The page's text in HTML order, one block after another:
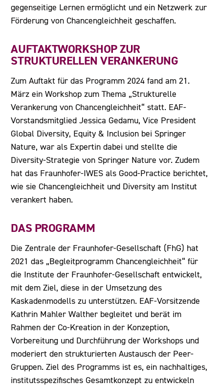
gegenseitige Lernen ermöglicht und ein Netzwerk zur
Förderung von Chancengleichheit geschaffen.
AUFTAKTWORKSHOP ZUR
STRUKTURELLEN VERANKERUNG
Zum Auftakt für das Programm 2024 fand am 21.
März ein Workshop zum Thema „Strukturelle
Verankerung von Chancengleichheit“ statt. EAF-
Vorstandsmitglied Jessica Gedamu, Vice President
Global Diversity, Equity & Inclusion bei Springer
Nature, war als Expertin dabei und stellte die
Diversity-Strategie von Springer Nature vor. Zudem
hat das Fraunhofer-IWES als Good-Practice berichtet,
wie sie Chancengleichheit und Diversity am Institut
verankert haben.
DAS PROGRAMM
Die Zentrale der Fraunhofer-Gesellschaft (FhG) hat
2021 das „Begleitprogramm Chancengleichheit“ für
die Institute der Fraunhofer-Gesellschaft entwickelt,
mit dem Ziel, diese in der Umsetzung des
Kaskadenmodells zu unterstützen. EAF-Vorsitzende
Kathrin Mahler Walther begleitet und berät im
Rahmen der Co-Kreation in der Konzeption,
Vorbereitung und Durchführung der Workshops und
moderiert den strukturierten Austausch der Peer-
Gruppen. Ziel des Programms ist es, ein nachhaltiges,
institutsspezifisches Gesamtkonzept zu entwickeln